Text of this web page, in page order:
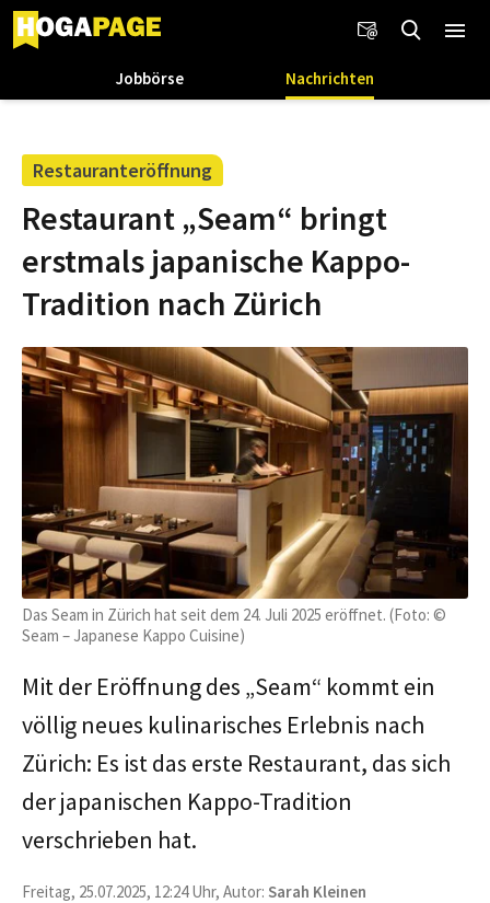
Jobbörse Nachrichten
Restauranteröffnung
Restaurant „Seam“ bringt
erstmals japanische Kappo-
Tradition nach Zürich
Das Seam in Zürich hat seit dem 24. Juli 2025 eröffnet. (Foto: ©
Seam – Japanese Kappo Cuisine)
Mit der Eröffnung des „Seam“ kommt ein
völlig neues kulinarisches Erlebnis nach
Zürich: Es ist das erste Restaurant, das sich
der japanischen Kappo-Tradition
verschrieben hat.
Freitag, 25.07.2025, 12:24 Uhr, Autor: Sarah Kleinen